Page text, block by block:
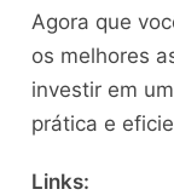
Agora que
os melhores
investir em
prática e
Links: